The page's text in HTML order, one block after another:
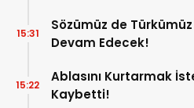
Sözümüz de
Devam Edecek!
15:31
Ablasını Kurtarmak
Kaybetti!
15:22